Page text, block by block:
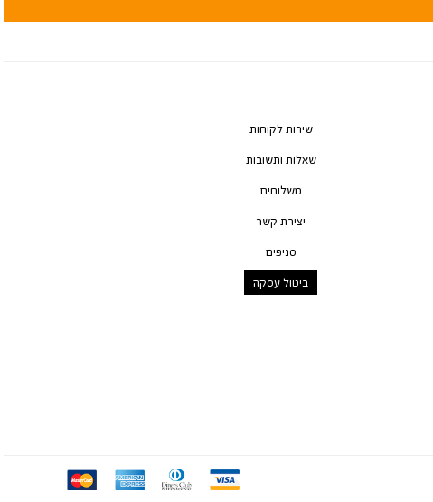
שירות לקוחות
שאלות ותשובות
משלוחים
יצירת קשר
סניפים
ביטול עסקה
visa
diners
ae
mc